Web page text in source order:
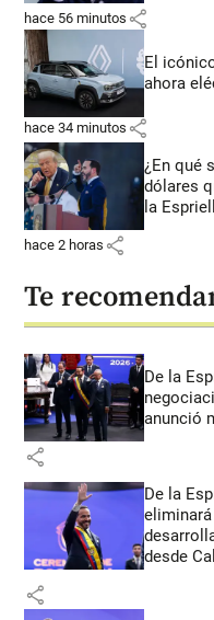
hace 56 minutos share
El
ahora
hace 34 minutos share
¿En qué
dólares
la
hace 2 horas share
Te
De la
anunció
share
De la
desde
share